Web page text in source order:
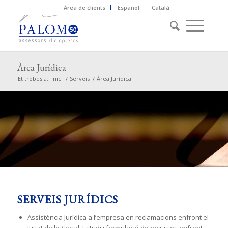
Àrea de clients Español Català
Àrea Jurídica
Et trobes a: Inici / Serveis / Àrea Jurídica
SERVEIS JURÍDICS
Assistència Jurídica a l’empresa en reclamacions enfront el